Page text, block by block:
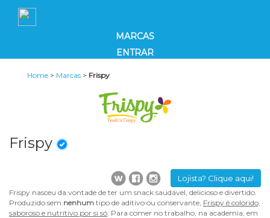
MARCAS
ENTRAR
Home > Marcas > Frispy
Frispy
Lojista? Clique aqui!
Frispy nasceu da vontade de ter um snack saudável, delicioso e divertido.
Produzido sem nenhum tipo de aditivo ou conservante, Frispy é colorido,
saboroso e nutritivo por si só. Para comer no trabalho, na academia, em